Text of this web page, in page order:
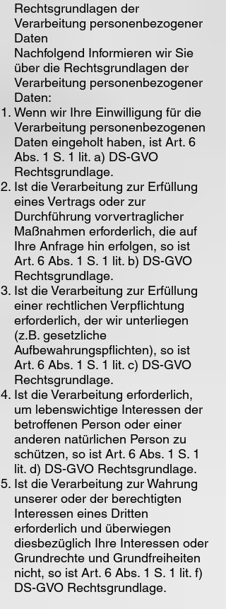
Rechtsgrundlagen der
Verarbeitung personenbezogener
Daten
Nachfolgend Informieren wir Sie
über die Rechtsgrundlagen der
Verarbeitung personenbezogener
Daten:
Wenn wir Ihre Einwilligung für die
Verarbeitung personenbezogenen
Daten eingeholt haben, ist Art. 6
Abs. 1 S. 1 lit. a) DS-GVO
Rechtsgrundlage.
Ist die Verarbeitung zur Erfüllung
eines Vertrags oder zur
Durchführung vorvertraglicher
Maßnahmen erforderlich, die auf
Ihre Anfrage hin erfolgen, so ist
Art. 6 Abs. 1 S. 1 lit. b) DS-GVO
Rechtsgrundlage.
Ist die Verarbeitung zur Erfüllung
einer rechtlichen Verpflichtung
erforderlich, der wir unterliegen
(z.B. gesetzliche
Aufbewahrungspflichten), so ist
Art. 6 Abs. 1 S. 1 lit. c) DS-GVO
Rechtsgrundlage.
Ist die Verarbeitung erforderlich,
um lebenswichtige Interessen der
betroffenen Person oder einer
anderen natürlichen Person zu
schützen, so ist Art. 6 Abs. 1 S. 1
lit. d) DS-GVO Rechtsgrundlage.
Ist die Verarbeitung zur Wahrung
unserer oder der berechtigten
Interessen eines Dritten
erforderlich und überwiegen
diesbezüglich Ihre Interessen oder
Grundrechte und Grundfreiheiten
nicht, so ist Art. 6 Abs. 1 S. 1 lit. f)
DS-GVO Rechtsgrundlage.